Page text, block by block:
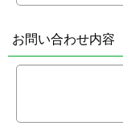
お問い合わせ内容